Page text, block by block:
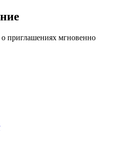
приглашениях мгновенно